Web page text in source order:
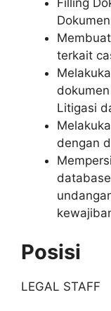
Filling
terkait
Litigasi
dengan
Posisi
LEGAL STAFF